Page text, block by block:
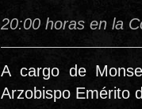
20:00 horas en la
A cargo de
Arzobispo Emérito